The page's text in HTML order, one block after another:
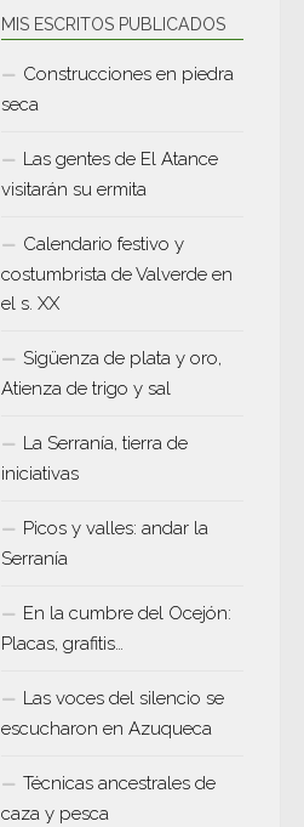
MIS ESCRITOS PUBLICADOS
Construcciones en piedra
seca
Las gentes de El Atance
visitarán su ermita
Calendario festivo y
costumbrista de Valverde en
el s. XX
Sigüenza de plata y oro,
Atienza de trigo y sal
La Serranía, tierra de
iniciativas
Picos y valles: andar la
Serranía
En la cumbre del Ocejón:
Placas, grafitis…
Las voces del silencio se
escucharon en Azuqueca
Técnicas ancestrales de
caza y pesca